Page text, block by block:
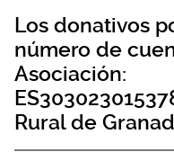
Los donativos
número de
Asociación:
Rural de